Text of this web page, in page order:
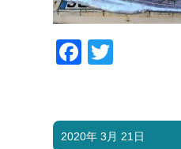
Facebook
2020年 3月 21日